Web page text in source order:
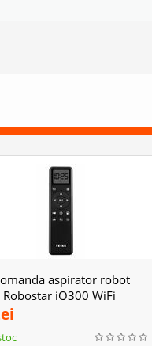
aspirator robot
Robostar iQ300 WiFi